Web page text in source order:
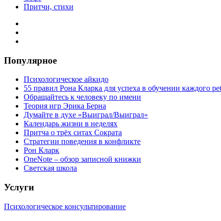
Притчи, стихи
Популярное
Психологическое айкидо
55 правил Рона Кларка для успеха в обучении каждого
Обращайтесь к человеку по имени
Теория игр Эрика Берна
Думайте в духе «Выиграл/Выиграл»
Календарь жизни в неделях
Притча о трёх ситах Сократа
Стратегии поведения в конфликте
Рон Кларк
OneNote – обзор записной книжки
Светская школа
Услуги
Психологическое консультирование